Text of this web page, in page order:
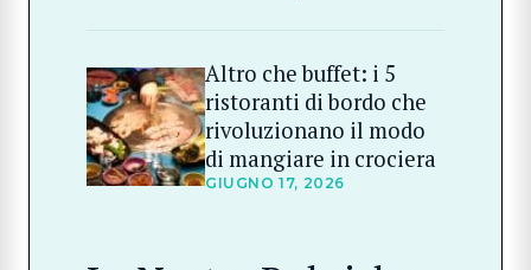
Altro che buffet: i 5
ristoranti di bordo che
rivoluzionano il modo
di mangiare in crociera
GIUGNO 17, 2026